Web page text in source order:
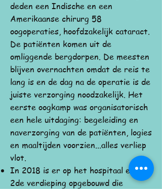
deden een Indische en een
Amerikaanse chirurg 58
oogoperaties, hoofdzakelijk cataract.
De patiënten komen uit de
omliggende bergdorpen. De meesten
blijven overnachten omdat de reis te
lang is en de dag na de operatie is de
juiste verzorging noodzakelijk. Het
eerste oogkamp was organisatorisch
een hele uitdaging: begeleiding en
naverzorging van de patiënten, logies
en maaltijden voorzien...alles verliep
vlot.
In 2018 is er op het hospitaal een
2de verdieping opgebouwd die